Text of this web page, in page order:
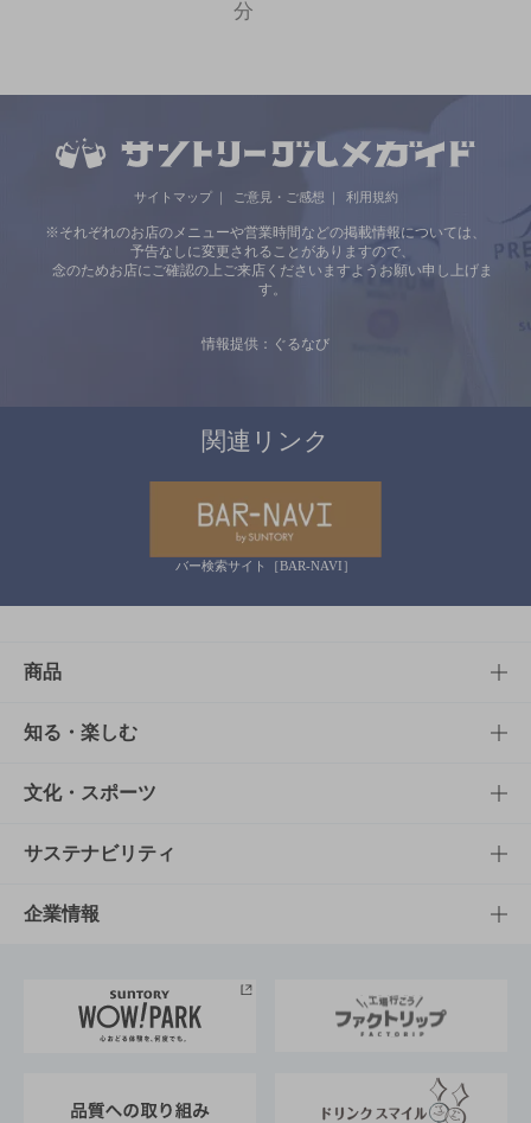
分
サイトマップ ご意見・ご感想 利用規約
※それぞれのお店のメニューや営業時間などの掲載情報については、
予告なしに変更されることがありますので、
念のためお店にご確認の上ご来店くださいますようお願い申し上げま
す。
情報提供：ぐるなび
関連リンク
バー検索サイト［BAR-NAVI］
商品
商品TOP
商品一覧
商品発売情報
栄養成分一覧
知る・楽しむ
知る・楽しむTOP
キャンペーン
工場見学
地域情報
文化・スポーツ
文化・スポーツTOP
サントリーホール
サントリーサンバーズ大阪
サステナビリティ
サステナビリティTOP
サントリーが考えるサステナビリティ経営
企業情報
企業概要